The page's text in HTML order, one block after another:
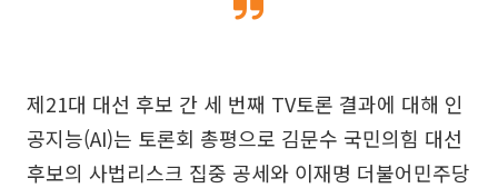
제21대 대선 후보 간 세 번째 TV토론 결과에 대해 인
공지능(AI)는 토론회 총평으로 김문수 국민의힘 대선
후보의 사법리스크 집중 공세와 이재명 더불어민주당